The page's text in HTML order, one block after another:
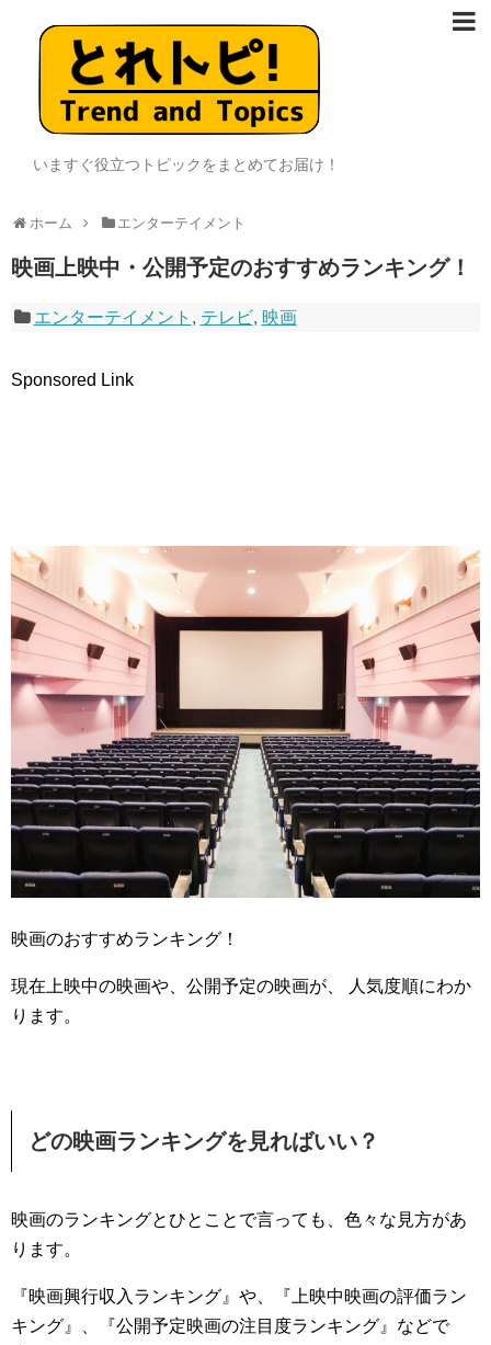
いますぐ役立つトピックをまとめてお届け！
ホーム エンターテイメント
映画上映中・公開予定のおすすめランキング！
エンターテイメント , テレビ, 映画
Sponsored Link
映画のおすすめランキング！
現在上映中の映画や、公開予定の映画が、 人気度順にわか
ります。
どの映画ランキングを見ればいい？
映画のランキングとひとことで言っても、色々な見方があ
ります。
『映画興行収入ランキング』や、『上映中映画の評価ラン
キング』、『公開予定映画の注目度ランキング』などで